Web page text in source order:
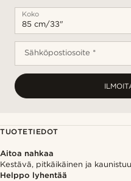
Koko
Sähköpostiosoite *
TUOTETIEDOT
Aitoa nahkaa
Kestävä, pitkäikäinen ja
Helppo lyhentää